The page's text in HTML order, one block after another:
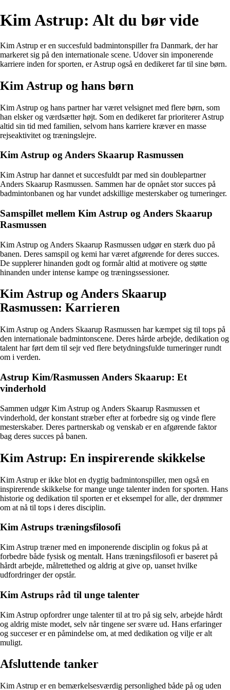
Kim Astrup: Alt du bør vide
Kim Astrup er en succesfuld badmintonspiller fra Danmark, der har
markeret sig på den internationale scene. Udover sin imponerende
karriere inden for sporten, er Astrup også en dedikeret far til sine børn.
Kim Astrup og hans børn
Kim Astrup og hans partner har været velsignet med flere børn, som
han elsker og værdsætter højt. Som en dedikeret far prioriterer Astrup
altid sin tid med familien, selvom hans karriere kræver en masse
rejseaktivitet og træningslejre.
Kim Astrup og Anders Skaarup Rasmussen
Kim Astrup har dannet et succesfuldt par med sin doublepartner
Anders Skaarup Rasmussen. Sammen har de opnået stor succes på
badmintonbanen og har vundet adskillige mesterskaber og turneringer.
Samspillet mellem Kim Astrup og Anders Skaarup
Rasmussen
Kim Astrup og Anders Skaarup Rasmussen udgør en stærk duo på
banen. Deres samspil og kemi har været afgørende for deres succes.
De supplerer hinanden godt og formår altid at motivere og støtte
hinanden under intense kampe og træningssessioner.
Kim Astrup og Anders Skaarup
Rasmussen: Karrieren
Kim Astrup og Anders Skaarup Rasmussen har kæmpet sig til tops på
den internationale badmintonscene. Deres hårde arbejde, dedikation og
talent har ført dem til sejr ved flere betydningsfulde turneringer rundt
om i verden.
Astrup Kim/Rasmussen Anders Skaarup: Et
vinderhold
Sammen udgør Kim Astrup og Anders Skaarup Rasmussen et
vinderhold, der konstant stræber efter at forbedre sig og vinde flere
mesterskaber. Deres partnerskab og venskab er en afgørende faktor
bag deres succes på banen.
Kim Astrup: En inspirerende skikkelse
Kim Astrup er ikke blot en dygtig badmintonspiller, men også en
inspirerende skikkelse for mange unge talenter inden for sporten. Hans
historie og dedikation til sporten er et eksempel for alle, der drømmer
om at nå til tops i deres disciplin.
Kim Astrups træningsfilosofi
Kim Astrup træner med en imponerende disciplin og fokus på at
forbedre både fysisk og mentalt. Hans træningsfilosofi er baseret på
hårdt arbejde, målrettethed og aldrig at give op, uanset hvilke
udfordringer der opstår.
Kim Astrups råd til unge talenter
Kim Astrup opfordrer unge talenter til at tro på sig selv, arbejde hårdt
og aldrig miste modet, selv når tingene ser svære ud. Hans erfaringer
og succeser er en påmindelse om, at med dedikation og vilje er alt
muligt.
Afsluttende tanker
Kim Astrup er en bemærkelsesværdig personlighed både på og uden